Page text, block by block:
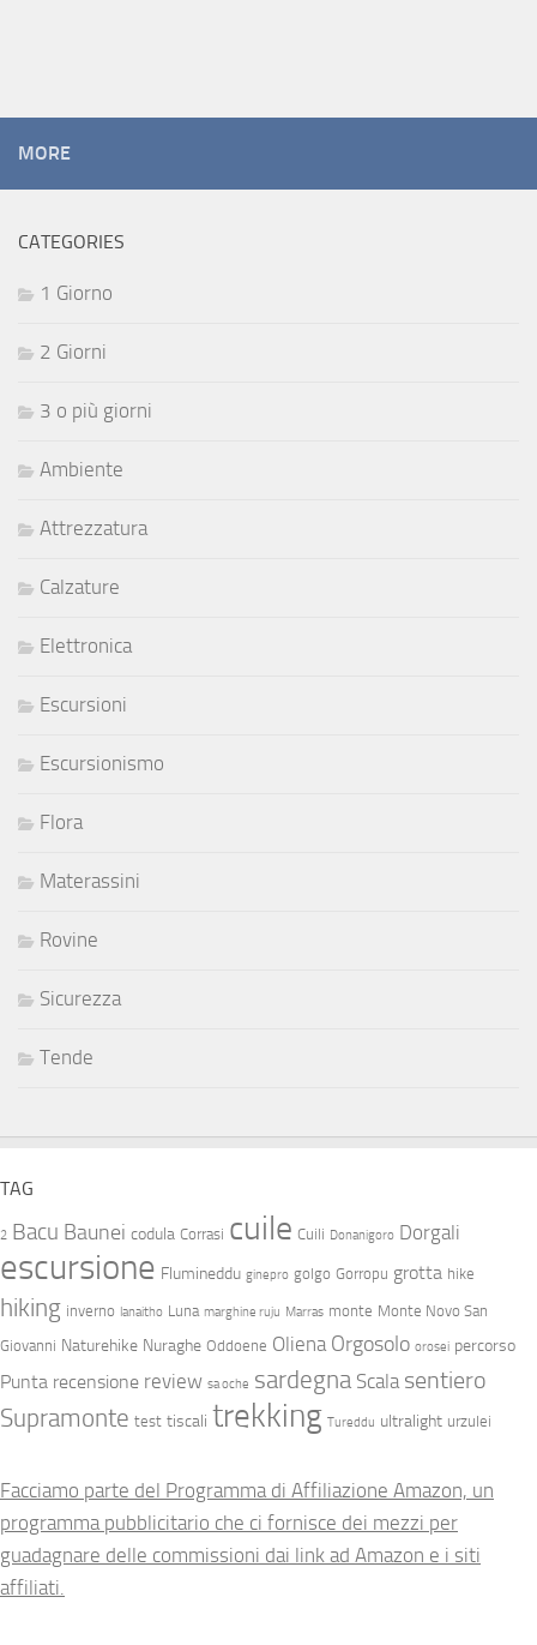
MORE
CATEGORIES
1 Giorno
2 Giorni
3 o più giorni
Ambiente
Attrezzatura
Calzature
Elettronica
Escursioni
Escursionismo
Flora
Materassini
Rovine
Sicurezza
Tende
TAG
2 Bacu Baunei codula Corrasi cuile Cuili Donanigoro Dorgali
escursione Flumineddu ginepro golgo Gorropu grotta hike
hiking inverno lanaitho Luna marghine ruju Marras monte Monte Novo San
Giovanni Naturehike Nuraghe Oddoene Oliena Orgosolo orosei percorso
Punta recensione review sa oche sardegna Scala sentiero
Supramonte test tiscali trekking Tureddu ultralight urzulei
Facciamo parte del Programma di Affiliazione Amazon, un
programma pubblicitario che ci fornisce dei mezzi per
guadagnare delle commissioni dai link ad Amazon e i siti
affiliati.